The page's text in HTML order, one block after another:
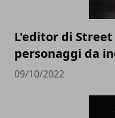
L'editor di
personaggi da
09/10/2022